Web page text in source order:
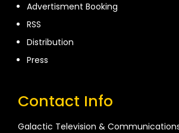
Advertisment Booking
RSS
Distribution
Press
Contact Info
Galactic Television &